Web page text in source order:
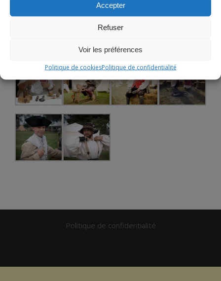
Accepter
Refuser
Voir les préférences
Politique de cookiesPolitique de confidentialité
Politique de confidentialité
ACCEPTER